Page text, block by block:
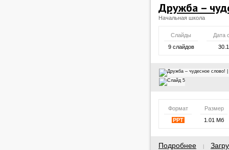
Дружба –
Начальная школа
Слайды
Дата
9 слайдов
Формат
Размер
PPT
1.01 Мб
Подробнее